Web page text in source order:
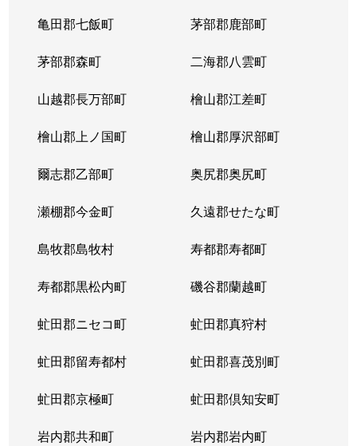
亀田郡七飯町 茅部郡鹿部町
茅部郡森町 二海郡八雲町
山越郡長万部町 檜山郡江差町
檜山郡上ノ国町 檜山郡厚沢部町
爾志郡乙部町 奥尻郡奥尻町
瀬棚郡今金町 久遠郡せたな町
島牧郡島牧村 寿都郡寿都町
寿都郡黒松内町 磯谷郡蘭越町
虻田郡ニセコ町 虻田郡真狩村
虻田郡留寿都村 虻田郡喜茂別町
虻田郡京極町 虻田郡倶知安町
岩内郡共和町 岩内郡岩内町